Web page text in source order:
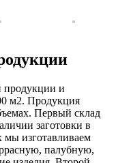
продукции и
м2. Продукция
Первый склад
заготовки в
мы изготавливаем
палубную,